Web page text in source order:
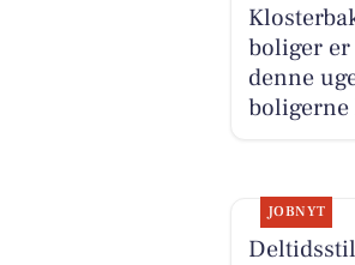
boliger
denne
boligerne
JOBNYT